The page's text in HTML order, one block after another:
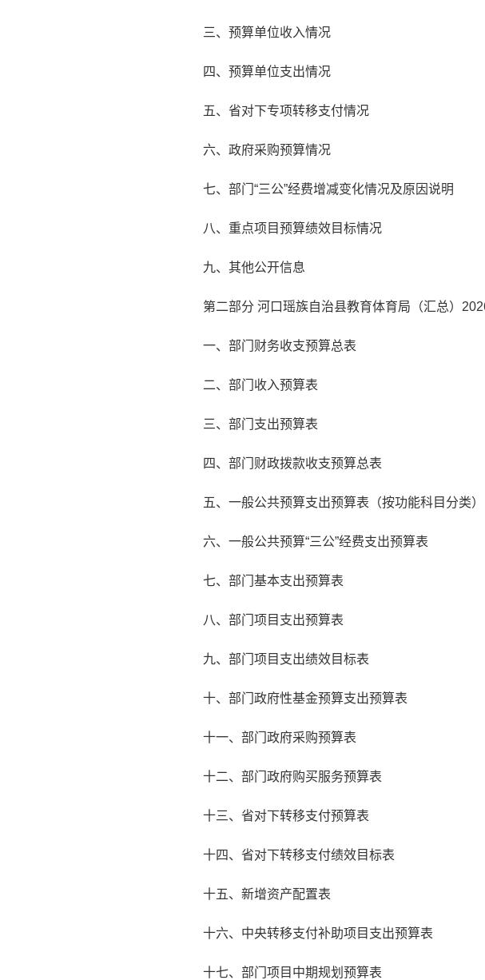
三、预算单位收入情况
四、预算单位支出情况
五、省对下专项转移支付情况
六、政府采购预算情况
七、部门“三公”经费增减变化情况及原因说明
八、重点项目预算绩效目标情况
九、其他公开信息
第二部分 河口瑶族自治县教育体育局（汇总）
一、部门财务收支预算总表
二、部门收入预算表
三、部门支出预算表
四、部门财政拨款收支预算总表
五、一般公共预算支出预算表（按功能科目分类）
六、一般公共预算“三公”经费支出预算表
七、部门基本支出预算表
八、部门项目支出预算表
九、部门项目支出绩效目标表
十、部门政府性基金预算支出预算表
十一、部门政府采购预算表
十二、部门政府购买服务预算表
十三、省对下转移支付预算表
十四、省对下转移支付绩效目标表
十五、新增资产配置表
十六、中央转移支付补助项目支出预算表
十七、部门项目中期规划预算表